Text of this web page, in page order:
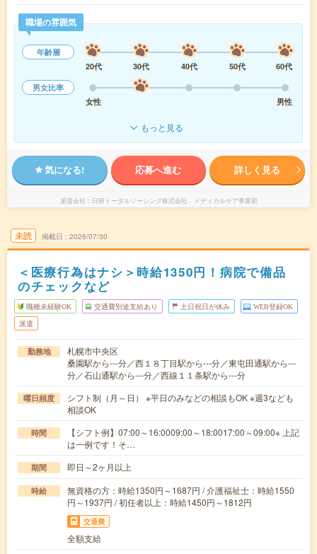
職場の雰囲気
年齢層
20代
30代 40代 50代
60代
男女比率
女性
男性
もっと見る
気になる! 応募へ進む 詳しく見る
派遣会社 日研トータルソーシング株式会社 メディカルケア事業部
未読 掲載日 2026/07/30
＜医療行為はナシ＞時給1350円！病院で備品
のチェックなど
職種未経験OK 交通費別途支給あり 土日祝日が休み WEB登録OK
派遣
勤務地
札幌市中央区
桑園駅から---分／西１８丁目駅から---分／東屯田通駅から---
分／石山通駅から---分／西線１１条駅から---分
曜日頻度
シフト制（月～日） ※平日のみなどの相談もOK ※週3なども
相談OK
時間
【シフト例】07:00～16:0009:00～18:0017:00～09:00※ 上記
は一例です！そ…
期間 即日～2ヶ月以上
時給
無資格の方：時給1350円～1687円 / 介護福祉士：時給1550
円～1937円 / 初任者以上：時給1450円～1812円
交通費
全額支給